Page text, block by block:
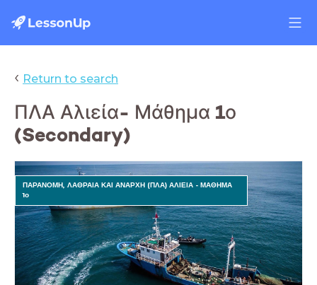
‹ Return to search
ΠΛΑ Αλιεία- Μάθημα 1ο
(Secondary)
ΠΑΡΑΝΟΜΗ, ΛΑΘΡΑΙΑ ΚΑΙ ΑΝΑΡΧΗ (ΠΛΑ) ΑΛΙΕΙΑ - ΜΑΘΗΜΑ
1ο